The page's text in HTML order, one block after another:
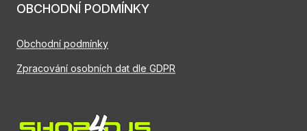
OBCHODNÍ PODMÍNKY
Obchodní podmínky
Zpracování osobních dat dle GDPR